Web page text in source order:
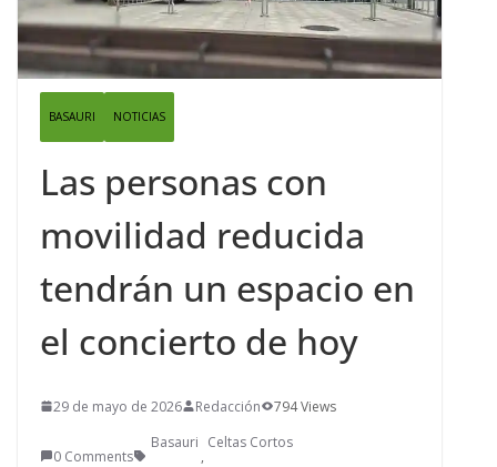
BASAURI NOTICIAS
Las personas con
movilidad reducida
tendrán un espacio en
el concierto de hoy
29 de mayo de 2026 Redacción 794 Views
0 Comments
Basauri
,
Celtas Cortos